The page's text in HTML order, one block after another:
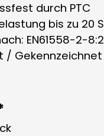
durch PTC
bis zu 20
EN61558-2-
/ Gekennzeichnet